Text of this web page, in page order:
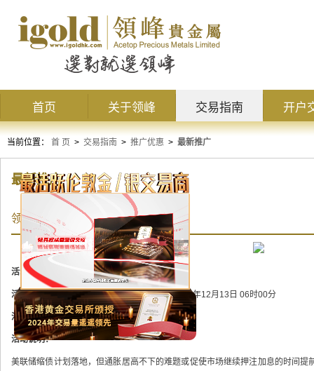
首页 关于领峰 交易指南 开户
当前位置： 首 页 > 交易指南 > 推广优惠 > 最新推广
最新推广
领峰双12金银盛惠，交易送$10000！
活动状态：
活动时间： 2021年11月15日 06时00分 至 2021年12月13日 06时00分
活动对象：所有领峰贵金属真实客户
活动说明：
美联储缩债计划落地，但通胀居高不下的难题或促使市场继续押注加息的时间